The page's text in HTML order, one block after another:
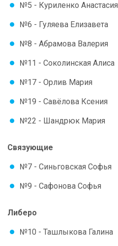
№5 - Куриленко Анастасия
№6 - Гуляева Елизавета
№8 - Абрамова Валерия
№11 - Соколинская Алиса
№17 - Орлив Мария
№19 - Савёлова Ксения
№22 - Шандрюк Мария
Связующие
№7 - Синьговская Софья
№9 - Сафонова Софья
Либеро
№10 - Ташлыкова Галина